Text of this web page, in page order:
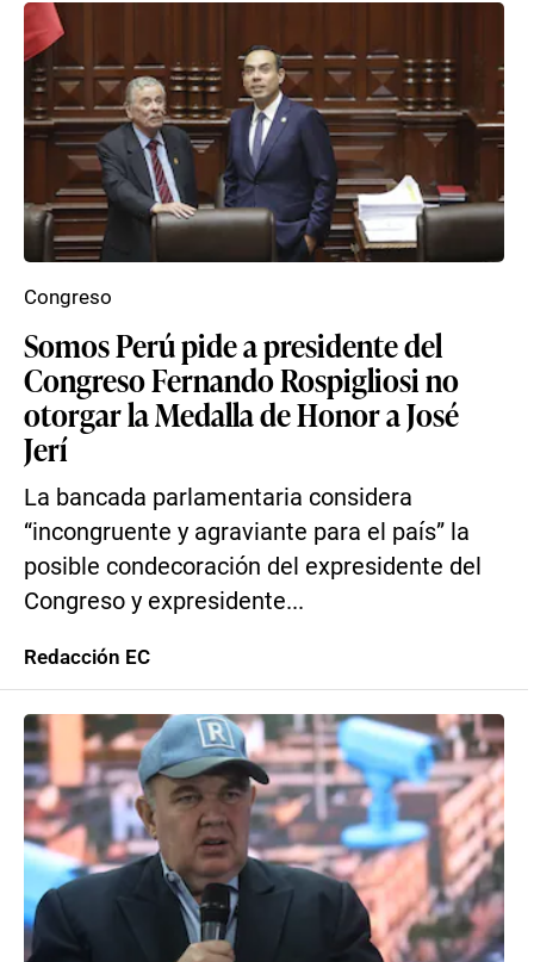
Somos Perú pide a presidente del
Congreso Fernando Rospigliosi no
otorgar la Medalla de Honor a José
Jerí
La bancada parlamentaria considera
“incongruente y agraviante para el país” la
posible condecoración del expresidente del
Congreso y expresidente...
Congreso
Redacción EC